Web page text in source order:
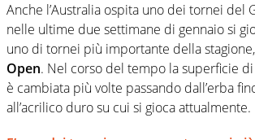
Anche l’Australia ospita uno dei tornei del
nelle ultime due settimane di gennaio si
uno di tornei più importante della stagione,
Open. Nel corso del tempo la superficie
è cambiata più volte passando dall’erba
all’acrilico duro su cui si gioca attualmente.